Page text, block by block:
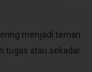
menjadi teman
tugas atau sekadar